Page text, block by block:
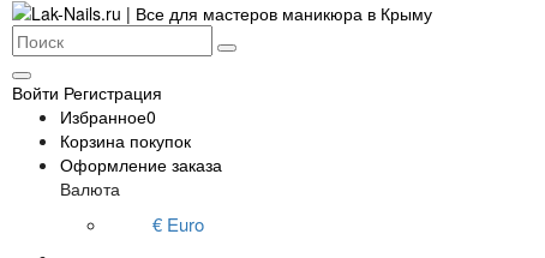
Войти Регистрация
Избранное0
Корзина покупок
Оформление заказа
Валюта
€ Euro